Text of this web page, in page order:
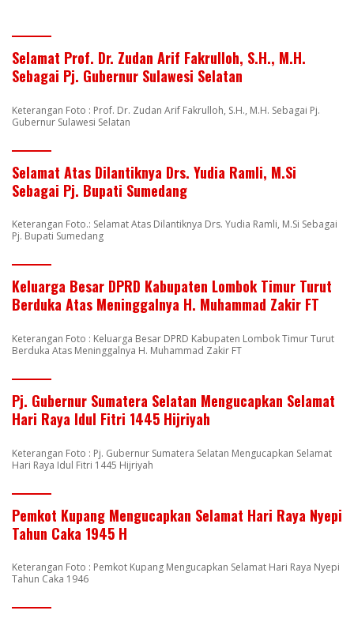
Selamat Prof. Dr. Zudan Arif Fakrulloh, S.H., M.H.
Sebagai Pj. Gubernur Sulawesi Selatan
Keterangan Foto : Prof. Dr. Zudan Arif Fakrulloh, S.H., M.H. Sebagai Pj.
Gubernur Sulawesi Selatan
Selamat Atas Dilantiknya Drs. Yudia Ramli, M.Si
Sebagai Pj. Bupati Sumedang
Keterangan Foto.: Selamat Atas Dilantiknya Drs. Yudia Ramli, M.Si Sebagai
Pj. Bupati Sumedang
Keluarga Besar DPRD Kabupaten Lombok Timur Turut
Berduka Atas Meninggalnya H. Muhammad Zakir FT
Keterangan Foto : Keluarga Besar DPRD Kabupaten Lombok Timur Turut
Berduka Atas Meninggalnya H. Muhammad Zakir FT
Pj. Gubernur Sumatera Selatan Mengucapkan Selamat
Hari Raya Idul Fitri 1445 Hijriyah
Keterangan Foto : Pj. Gubernur Sumatera Selatan Mengucapkan Selamat
Hari Raya Idul Fitri 1445 Hijriyah
Pemkot Kupang Mengucapkan Selamat Hari Raya Nyepi
Tahun Caka 1945 H
Keterangan Foto : Pemkot Kupang Mengucapkan Selamat Hari Raya Nyepi
Tahun Caka 1946